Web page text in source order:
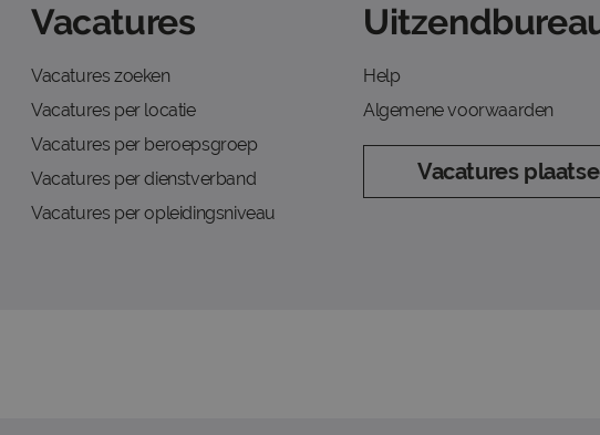
Vacatures
Vacatures zoeken
Vacatures per locatie
Vacatures per beroepsgroep
Vacatures per dienstverband
Vacatures per opleidingsniveau
Help
Algemene voorwaarden
Vacatures